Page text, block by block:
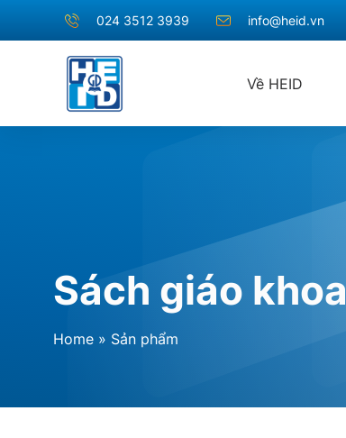
024 3512 3939 info@heid.vn
Về HEID
Sách giáo khoa
Home » Sản phẩm